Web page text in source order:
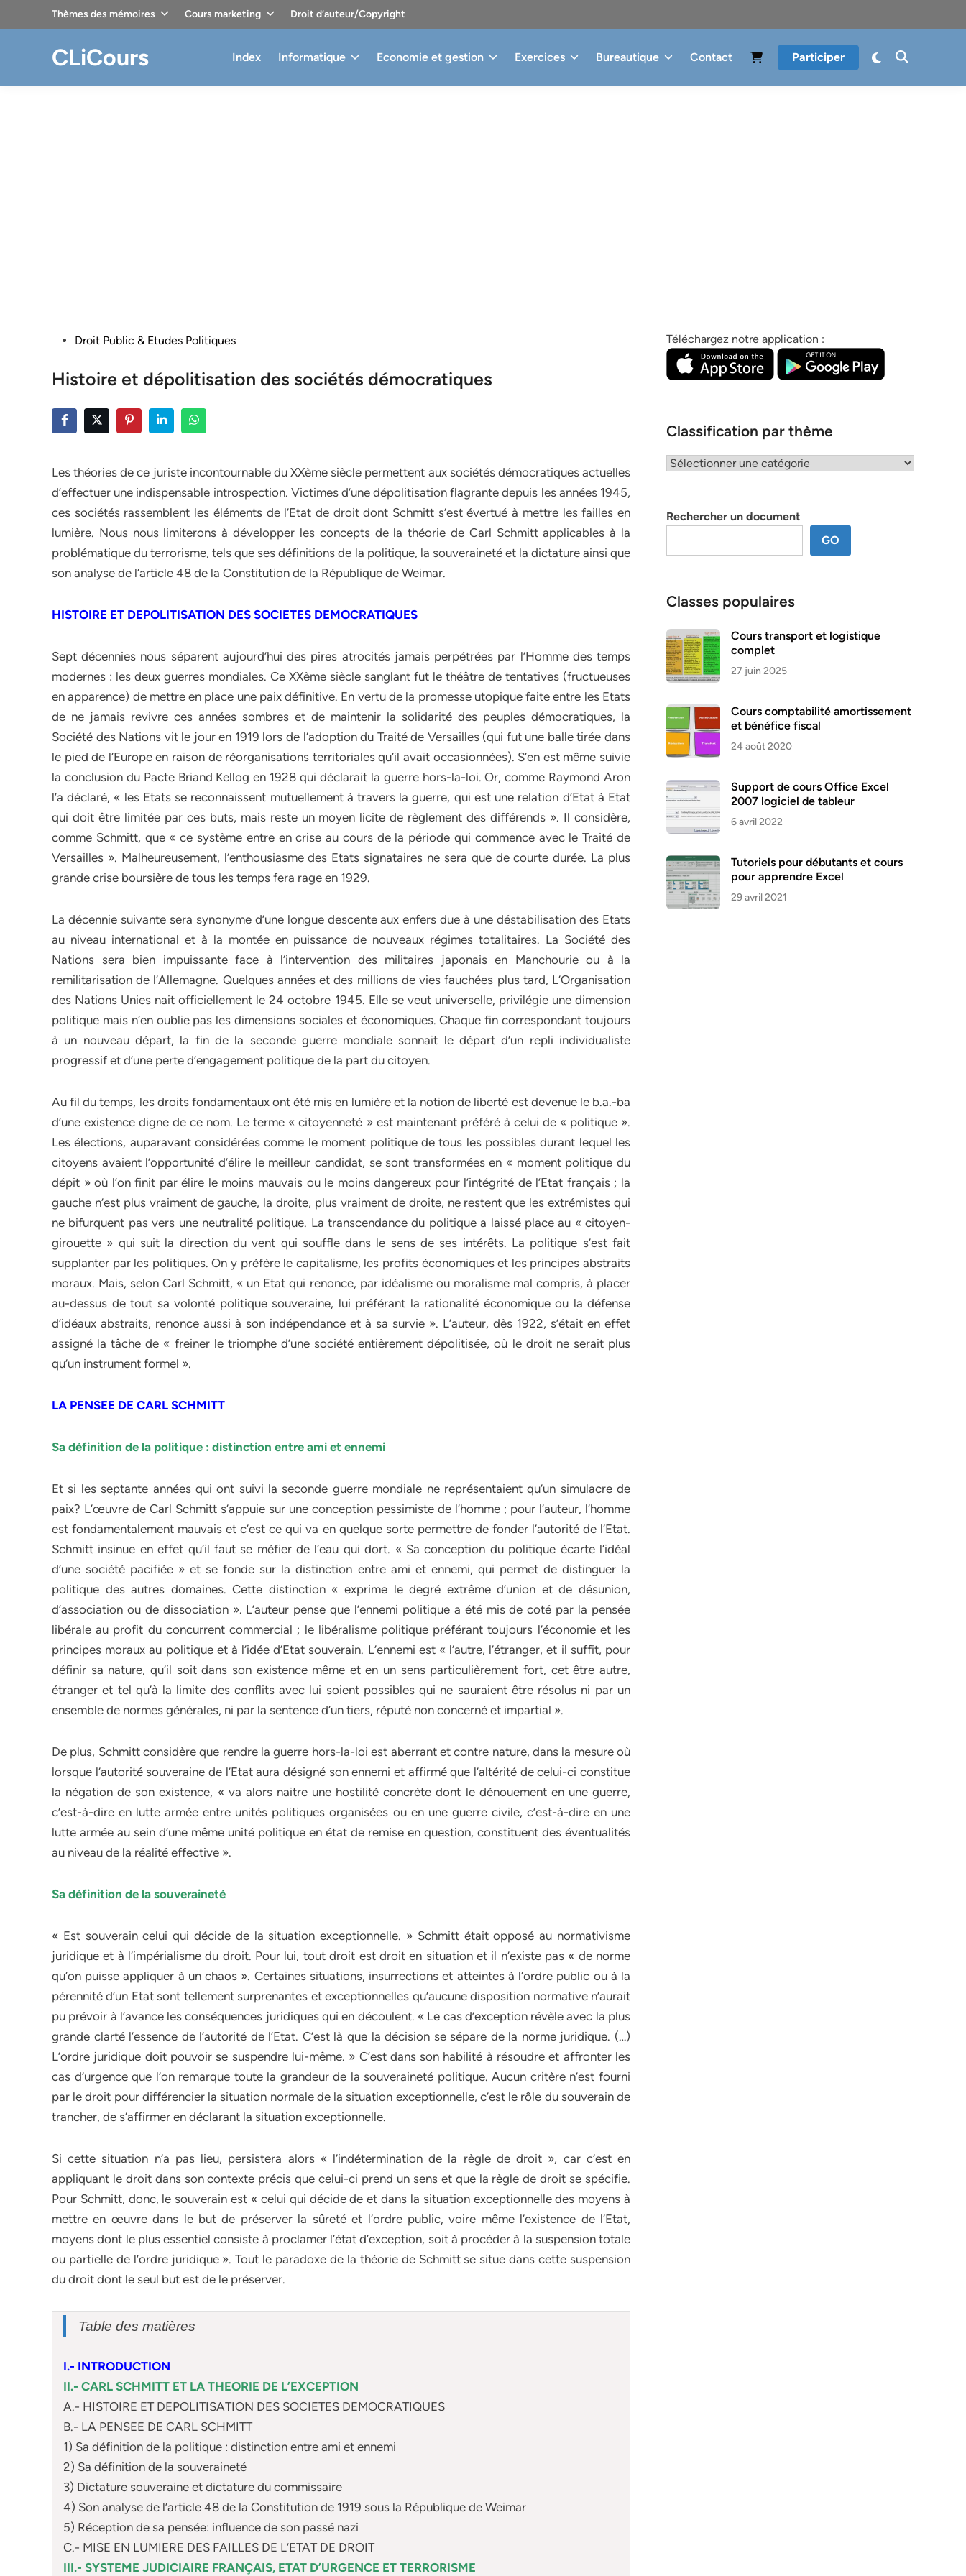
Thèmes des mémoires Cours marketing Droit d’auteur/Copyright
CLiCours Index Informatique Economie et gestion Exercices Bureautique Contact Participer
PostedDroit Public & Etudes Politiques
Histoire et dépolitisation des sociétés démocratiques
Les théories de ce juriste incontournable du XXème siècle permettent aux sociétés démocratiques actuelles
d’effectuer une indispensable introspection. Victimes d’une dépolitisation flagrante depuis les années 1945,
ces sociétés rassemblent les éléments de l’Etat de droit dont Schmitt s’est évertué à mettre les failles en
lumière. Nous nous limiterons à développer les concepts de la théorie de Carl Schmitt applicables à la
problématique du terrorisme, tels que ses définitions de la politique, la souveraineté et la dictature ainsi que
son analyse de l’article 48 de la Constitution de la République de Weimar.
HISTOIRE ET DEPOLITISATION DES SOCIETES DEMOCRATIQUES
Sept décennies nous séparent aujourd’hui des pires atrocités jamais perpétrées par l’Homme des temps
modernes : les deux guerres mondiales. Ce XXème siècle sanglant fut le théâtre de tentatives (fructueuses
en apparence) de mettre en place une paix définitive. En vertu de la promesse utopique faite entre les Etats
de ne jamais revivre ces années sombres et de maintenir la solidarité des peuples démocratiques, la
Société des Nations vit le jour en 1919 lors de l’adoption du Traité de Versailles (qui fut une balle tirée dans
le pied de l’Europe en raison de réorganisations territoriales qu’il avait occasionnées). S’en est même suivie
la conclusion du Pacte Briand Kellog en 1928 qui déclarait la guerre hors-la-loi. Or, comme Raymond Aron
l’a déclaré, « les Etats se reconnaissent mutuellement à travers la guerre, qui est une relation d’Etat à Etat
qui doit être limitée par ces buts, mais reste un moyen licite de règlement des différends ». Il considère,
comme Schmitt, que « ce système entre en crise au cours de la période qui commence avec le Traité de
Versailles ». Malheureusement, l’enthousiasme des Etats signataires ne sera que de courte durée. La plus
grande crise boursière de tous les temps fera rage en 1929.
La décennie suivante sera synonyme d’une longue descente aux enfers due à une déstabilisation des Etats
au niveau international et à la montée en puissance de nouveaux régimes totalitaires. La Société des
Nations sera bien impuissante face à l’intervention des militaires japonais en Manchourie ou à la
remilitarisation de l’Allemagne. Quelques années et des millions de vies fauchées plus tard, L’Organisation
des Nations Unies nait officiellement le 24 octobre 1945. Elle se veut universelle, privilégie une dimension
politique mais n’en oublie pas les dimensions sociales et économiques. Chaque fin correspondant toujours
à un nouveau départ, la fin de la seconde guerre mondiale sonnait le départ d’un repli individualiste
progressif et d’une perte d’engagement politique de la part du citoyen.
Au fil du temps, les droits fondamentaux ont été mis en lumière et la notion de liberté est devenue le b.a.-ba
d’une existence digne de ce nom. Le terme « citoyenneté » est maintenant préféré à celui de « politique ».
Les élections, auparavant considérées comme le moment politique de tous les possibles durant lequel les
citoyens avaient l’opportunité d’élire le meilleur candidat, se sont transformées en « moment politique du
dépit » où l’on finit par élire le moins mauvais ou le moins dangereux pour l’intégrité de l’Etat français ; la
gauche n’est plus vraiment de gauche, la droite, plus vraiment de droite, ne restent que les extrémistes qui
ne bifurquent pas vers une neutralité politique. La transcendance du politique a laissé place au « citoyen-
girouette » qui suit la direction du vent qui souffle dans le sens de ses intérêts. La politique s’est fait
supplanter par les politiques. On y préfère le capitalisme, les profits économiques et les principes abstraits
moraux. Mais, selon Carl Schmitt, « un Etat qui renonce, par idéalisme ou moralisme mal compris, à placer
au-dessus de tout sa volonté politique souveraine, lui préférant la rationalité économique ou la défense
d’idéaux abstraits, renonce aussi à son indépendance et à sa survie ». L’auteur, dès 1922, s’était en effet
assigné la tâche de « freiner le triomphe d’une société entièrement dépolitisée, où le droit ne serait plus
qu’un instrument formel ».
LA PENSEE DE CARL SCHMITT
Sa définition de la politique : distinction entre ami et ennemi
Et si les septante années qui ont suivi la seconde guerre mondiale ne représentaient qu’un simulacre de
paix? L’œuvre de Carl Schmitt s’appuie sur une conception pessimiste de l’homme ; pour l’auteur, l’homme
est fondamentalement mauvais et c’est ce qui va en quelque sorte permettre de fonder l’autorité de l’Etat.
Schmitt insinue en effet qu’il faut se méfier de l’eau qui dort. « Sa conception du politique écarte l’idéal
d’une société pacifiée » et se fonde sur la distinction entre ami et ennemi, qui permet de distinguer la
politique des autres domaines. Cette distinction « exprime le degré extrême d’union et de désunion,
d’association ou de dissociation ». L’auteur pense que l’ennemi politique a été mis de coté par la pensée
libérale au profit du concurrent commercial ; le libéralisme politique préférant toujours l’économie et les
principes moraux au politique et à l’idée d’Etat souverain. L’ennemi est « l’autre, l’étranger, et il suffit, pour
définir sa nature, qu’il soit dans son existence même et en un sens particulièrement fort, cet être autre,
étranger et tel qu’à la limite des conflits avec lui soient possibles qui ne sauraient être résolus ni par un
ensemble de normes générales, ni par la sentence d’un tiers, réputé non concerné et impartial ».
De plus, Schmitt considère que rendre la guerre hors-la-loi est aberrant et contre nature, dans la mesure où
lorsque l’autorité souveraine de l’Etat aura désigné son ennemi et affirmé que l’altérité de celui-ci constitue
la négation de son existence, « va alors naitre une hostilité concrète dont le dénouement en une guerre,
c’est-à-dire en lutte armée entre unités politiques organisées ou en une guerre civile, c’est-à-dire en une
lutte armée au sein d’une même unité politique en état de remise en question, constituent des éventualités
au niveau de la réalité effective ».
Sa définition de la souveraineté
« Est souverain celui qui décide de la situation exceptionnelle. » Schmitt était opposé au normativisme
juridique et à l’impérialisme du droit. Pour lui, tout droit est droit en situation et il n’existe pas « de norme
qu’on puisse appliquer à un chaos ». Certaines situations, insurrections et atteintes à l’ordre public ou à la
pérennité d’un Etat sont tellement surprenantes et exceptionnelles qu’aucune disposition normative n’aurait
pu prévoir à l’avance les conséquences juridiques qui en découlent. « Le cas d’exception révèle avec la plus
grande clarté l’essence de l’autorité de l’Etat. C’est là que la décision se sépare de la norme juridique. (…)
L’ordre juridique doit pouvoir se suspendre lui-même. » C’est dans son habilité à résoudre et affronter les
cas d’urgence que l’on remarque toute la grandeur de la souveraineté politique. Aucun critère n’est fourni
par le droit pour différencier la situation normale de la situation exceptionnelle, c’est le rôle du souverain de
trancher, de s’affirmer en déclarant la situation exceptionnelle.
Si cette situation n’a pas lieu, persistera alors « l’indétermination de la règle de droit », car c’est en
appliquant le droit dans son contexte précis que celui-ci prend un sens et que la règle de droit se spécifie.
Pour Schmitt, donc, le souverain est « celui qui décide de et dans la situation exceptionnelle des moyens à
mettre en œuvre dans le but de préserver la sûreté et l’ordre public, voire même l’existence de l’Etat,
moyens dont le plus essentiel consiste à proclamer l’état d’exception, soit à procéder à la suspension totale
ou partielle de l’ordre juridique ». Tout le paradoxe de la théorie de Schmitt se situe dans cette suspension
du droit dont le seul but est de le préserver.
Table des matières
I.- INTRODUCTION
II.- CARL SCHMITT ET LA THEORIE DE L’EXCEPTION
A.- HISTOIRE ET DEPOLITISATION DES SOCIETES DEMOCRATIQUES
B.- LA PENSEE DE CARL SCHMITT
1) Sa définition de la politique : distinction entre ami et ennemi
2) Sa définition de la souveraineté
3) Dictature souveraine et dictature du commissaire
4) Son analyse de l’article 48 de la Constitution de 1919 sous la République de Weimar
5) Réception de sa pensée: influence de son passé nazi
C.- MISE EN LUMIERE DES FAILLES DE L’ETAT DE DROIT
III.- SYSTEME JUDICIAIRE FRANÇAIS, ETAT D’URGENCE ET TERRORISME
Téléchargez notre application :
Classification par thème
Classification
Rechercher un document
GO
Classes populaires
Cours transport et logistique
complet
27 juin 2025
Cours comptabilité amortissement
et bénéfice fiscal
24 août 2020
Support de cours Office Excel
2007 logiciel de tableur
6 avril 2022
Tutoriels pour débutants et cours
pour apprendre Excel
29 avril 2021